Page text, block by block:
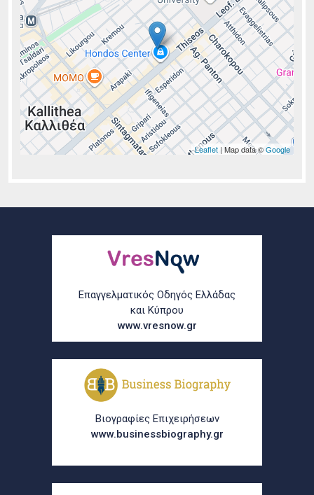
Leaflet | Map data ©Google
Επαγγελματικός Οδηγός Ελλάδας
και Κύπρου
www.vresnow.gr
Βιογραφίες Επιχειρήσεων
www.businessbiography.gr